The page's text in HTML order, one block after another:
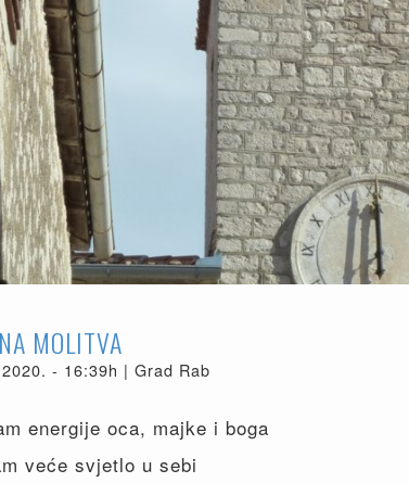
MOLITVA
- 16:39h | Grad Rab
energije oca, majke i boga
veće svjetlo u sebi